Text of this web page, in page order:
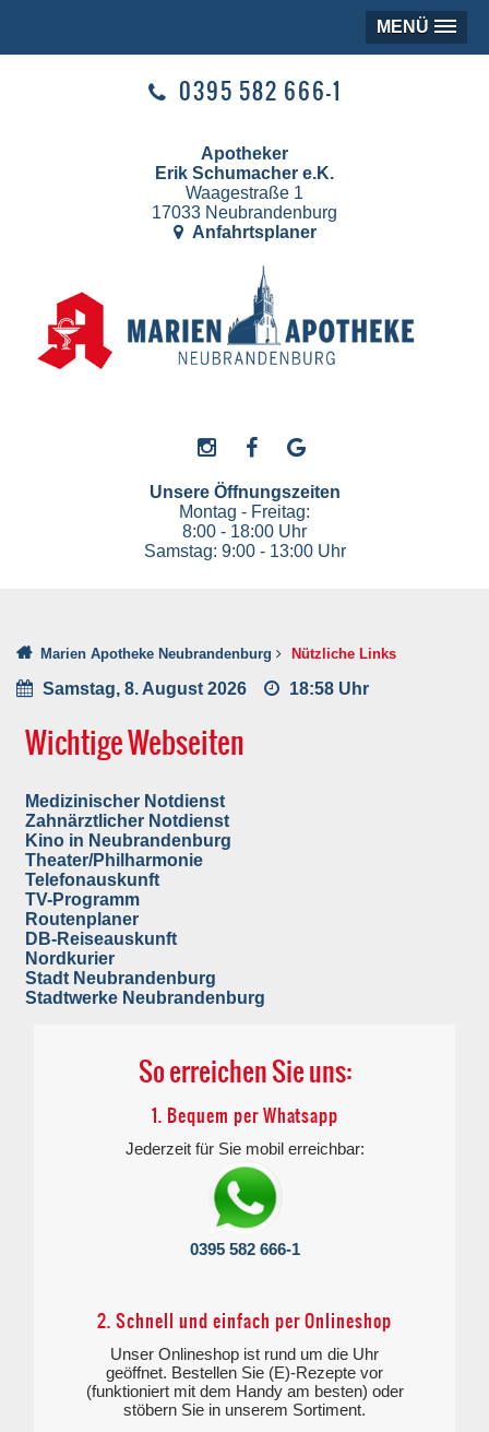
MENÜ
0395 582 666-1
Apotheker
Erik Schumacher e.K.
Waagestraße 1
17033 Neubrandenburg
Anfahrtsplaner
Unsere Öffnungszeiten
Montag - Freitag:
8:00 - 18:00 Uhr
Samstag: 9:00 - 13:00 Uhr
Marien Apotheke Neubrandenburg Nützliche Links
Samstag, 8. August 2026 18:58 Uhr
Wichtige Webseiten
Medizinischer Notdienst
Zahnärztlicher Notdienst
Kino in Neubrandenburg
Theater/Philharmonie
Telefonauskunft
TV-Programm
Routenplaner
DB-Reiseauskunft
Nordkurier
Stadt Neubrandenburg
Stadtwerke Neubrandenburg
So erreichen Sie uns:
1. Bequem per Whatsapp
Jederzeit für Sie mobil erreichbar:
0395 582 666-1
2. Schnell und einfach per Onlineshop
Unser Onlineshop ist rund um die Uhr
geöffnet. Bestellen Sie (E)-Rezepte vor
(funktioniert mit dem Handy am besten) oder
stöbern Sie in unserem Sortiment.